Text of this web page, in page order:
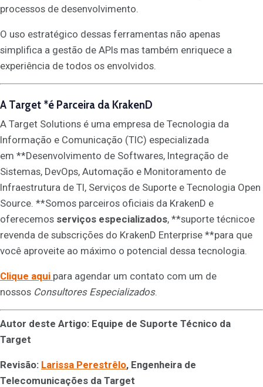
processos de desenvolvimento.
O uso estratégico dessas ferramentas não apenas
simplifica a gestão de APIs mas também enriquece a
experiência de todos os envolvidos.
A Target *é Parceira da KrakenD
A Target Solutions é uma empresa de Tecnologia da
Informação e Comunicação (TIC) especializada
em **Desenvolvimento de Softwares, Integração de
Sistemas, DevOps, Automação e Monitoramento de
Infraestrutura de TI, Serviços de Suporte e Tecnologia Open
Source. **Somos parceiros oficiais da KrakenD e
oferecemos serviços especializados, **suporte técnicoe
revenda de subscrições do KrakenD Enterprise **para que
você aproveite ao máximo o potencial dessa tecnologia.
Clique aqui para agendar um contato com um de
nossos Consultores Especializados.
Autor deste Artigo: Equipe de Suporte Técnico da
Target
Revisão: Larissa Perestrêlo, Engenheira de
Telecomunicações da Target